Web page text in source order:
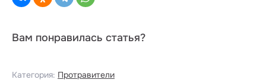
Вам понравилась статья?
Категория: Протравители